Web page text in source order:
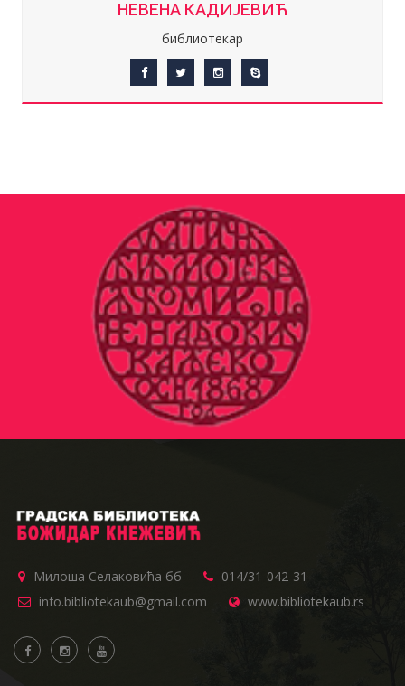
НЕВЕНА КАДИЈЕВИЋ
библиотекар
Милоша Селаковића бб
014/31-042-31
info.bibliotekaub@gmail.com
www.bibliotekaub.rs